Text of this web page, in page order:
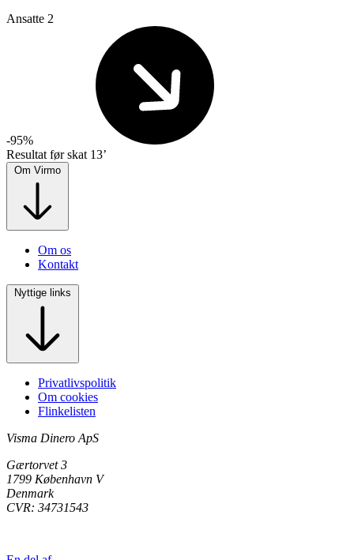
Ansatte 2
-95%
Resultat før skat 13’
Om Virmo
Om os
Kontakt
Nyttige links
Privatlivspolitik
Om cookies
Flinkelisten
Visma Dinero ApS
Gærtorvet 3
1799 København V
Denmark
CVR: 34731543